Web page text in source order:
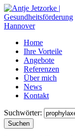
Home
Ihre Vorteile
Angebote
Referenzen
Über mich
News
Kontakt
Suchwörter:
Suchen